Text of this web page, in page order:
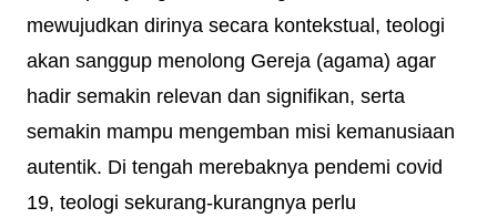
mewujudkan dirinya secara kontekstual, teologi
akan sanggup menolong Gereja (agama) agar
hadir semakin relevan dan signifikan, serta
semakin mampu mengemban misi kemanusiaan
autentik. Di tengah merebaknya pendemi covid
19, teologi sekurang-kurangnya perlu